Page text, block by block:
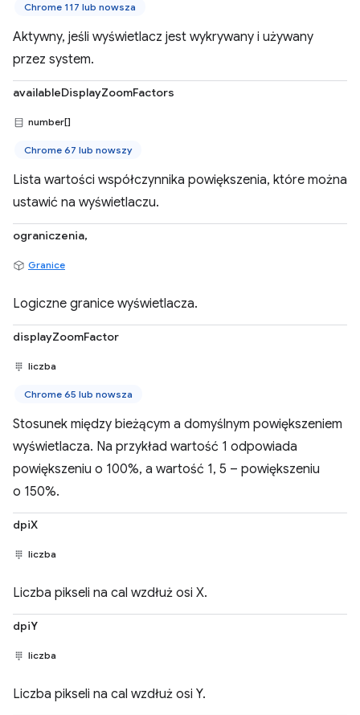
Chrome 117 lub nowsza
Aktywny, jeśli wyświetlacz jest wykrywany i używany
przez system.
availableDisplayZoomFactors
number[]
Chrome 67 lub nowszy
Lista wartości współczynnika powiększenia, które można
ustawić na wyświetlaczu.
ograniczenia,
Granice
Logiczne granice wyświetlacza.
displayZoomFactor
liczba
Chrome 65 lub nowsza
Stosunek między bieżącym a domyślnym powiększeniem
wyświetlacza. Na przykład wartość 1 odpowiada
powiększeniu o 100%, a wartość 1, 5 – powiększeniu
o 150%.
dpiX
liczba
Liczba pikseli na cal wzdłuż osi X.
dpiY
liczba
Liczba pikseli na cal wzdłuż osi Y.